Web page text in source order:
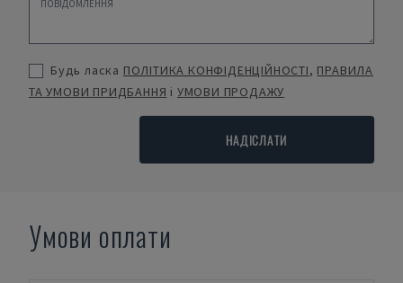
Будь ласка ПОЛІТИКА КОНФІДЕНЦІЙНОСТІ, ПРАВИЛА
ТА УМОВИ ПРИДБАННЯ і УМОВИ ПРОДАЖУ
НАДІСЛАТИ
Умови оплати